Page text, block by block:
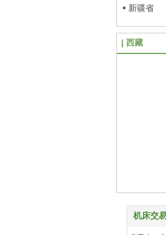
新疆省
西藏
机床交